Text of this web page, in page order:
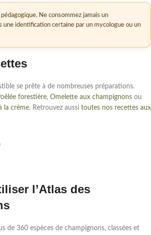
Ne consommez jamais un
une identification certaine par un mycologue ou un
se prête à de nombreuses préparations.
forestière, Omelette aux champignons ou
la crème. Retrouvez aussi toutes nos recettes aux
l’Atlas des
de 360 espèces de champignons, classées et